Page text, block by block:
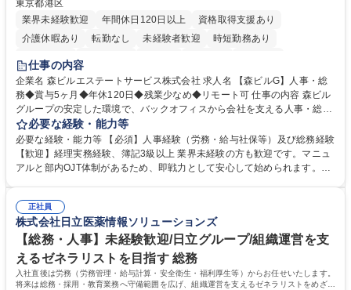
東京都港区
業界未経験歓迎
年間休日120日以上
資格取得支援あり
介護休暇あり
転勤なし 未経験者歓迎
時短勤務あり
経験者歓迎
完全週休2日制
交通費支給 長期歓迎 駅近5分以内 土日祝休み
仕事の内容
企業名 森ビルエステートサービス株式会社 求人名 【森ビルG】人事・総
務◆賞与5ヶ月◆年休120日◆残業少なめ◆リモート可 仕事の内容 森ビル
グループの安定した環境で、バックオフィスから会社を支える人事・総務
をお任せします。 労務と総務の業務をバランスよく担当し、ゆくゆくは制
度改定などのコア業務にも挑戦できる、やりがいある環境です。 ■勤怠管
理、給与計算、社会保険手続き、年末調整等の労務管理全般 ■入退社手続
き、社内規定の改定や人事制度改定などのコア業務 ■社内イベントの企画
でも質問・相談できる環境が整っているため、安心して成長できます。 募
集職種 【森ビルG】人事・総務◆賞与5ヶ月◆年休120日◆残業少なめ◆
リモート可
必要な経験・能力等
必要な経験・能力等 【必須】人事経験（労務・給与社保等）及び総務経験
【歓迎】経理実務経験、簿記3級以上 業界未経験の方も歓迎です。マニュ
アルと部内OJT体制があるため、即戦力として安心して始められます。
務に挑戦できるため、自身の成長と組織への貢献度をダイレクトに実感で
きます。 残業少なめ、週1日リモート可など、ワークライフバランスを保
ち長期活躍できる環境です。 「これまでの幅広い経験を活かし、長期的な
キャリアを築きたい」という前向きな意欲と挑戦を全力で応援します。 学
歴・資格 学歴：大学院 大学 高専 短大 専修学校 高校 語学力： 資格：日商
簿記検定1級 日商簿記検定2級 日商簿記検定3級
正社員
株式会社日立医薬情報ソリューションズ
【総務・人事】未経験歓迎/日立グループ/組織運営を支
えるゼネラリストを目指す 総務
入社直後は労務（労務管理・給与計算・安全衛生・福利厚生等）からお任せいたします。
将来は総務・採用・教育業務へ守備範囲を広げ、組織運営を支えるゼネラリストをめざせ